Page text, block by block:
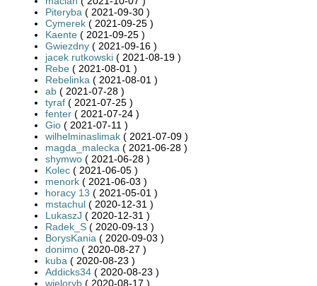
Piteryba ( 2021-09-30 )
Cymerek ( 2021-09-25 )
Kaente ( 2021-09-25 )
Gwiezdny ( 2021-09-16 )
jacek rutkowski ( 2021-08-19 )
Rebe ( 2021-08-01 )
Rebelinka ( 2021-08-01 )
ab ( 2021-07-28 )
tyraf ( 2021-07-25 )
fenter ( 2021-07-24 )
Gio ( 2021-07-11 )
wilhelminaslimak ( 2021-07-09 )
magda_malecka ( 2021-06-28 )
shymwo ( 2021-06-28 )
Kolec ( 2021-06-05 )
menork ( 2021-06-03 )
horacy 13 ( 2021-05-01 )
mstachul ( 2020-12-31 )
LukaszJ ( 2020-12-31 )
Radek_S ( 2020-09-13 )
BorysKania ( 2020-09-03 )
donimo ( 2020-08-27 )
kuba ( 2020-08-23 )
Addicks34 ( 2020-08-23 )
wieloryb ( 2020-08-17 )